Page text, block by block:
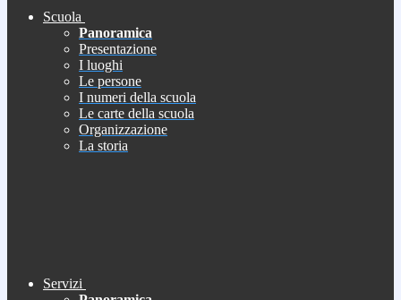
Scuola
Panoramica
Presentazione
I luoghi
Le persone
I numeri della scuola
Le carte della scuola
Organizzazione
La storia
Servizi